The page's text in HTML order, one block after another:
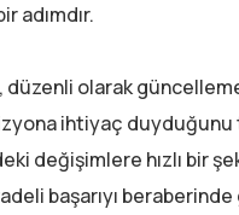
adımdır.
düzenli olarak
ihtiyaç
değişimlere hızlı bir
başarıyı